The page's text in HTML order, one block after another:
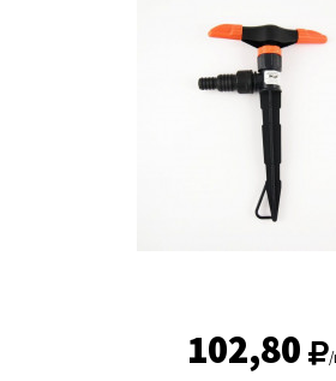
102,80 /